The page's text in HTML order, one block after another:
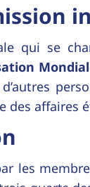
qui se
des affaires
les